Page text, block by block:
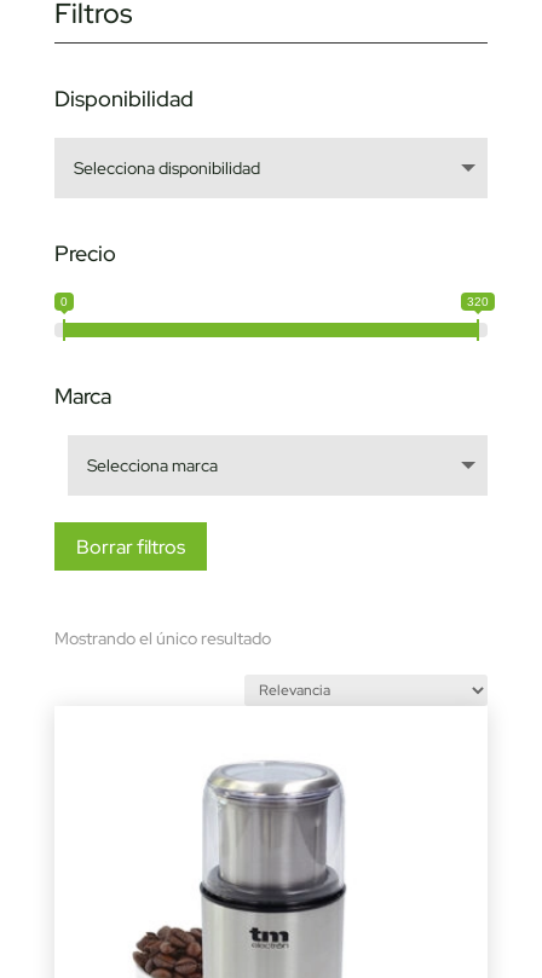
Filtros
Disponibilidad
Precio
0 320
Marca
Borrar filtros
Mostrando el único resultado